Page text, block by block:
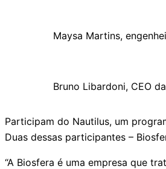
Maysa Martins,
Bruno Libardoni, CEO
Participam do Nautilus, um
Duas dessas participantes –
“A Biosfera é uma empresa que